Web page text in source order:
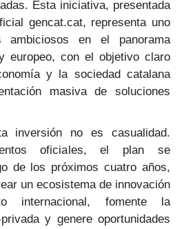
Esta iniciativa, presentada
gencat.cat, representa uno
en el panorama
europeo, con el objetivo claro
y la sociedad catalana
masiva de soluciones
inversión no es casualidad.
oficiales, el plan se
de los próximos cuatro años,
un ecosistema de innovación
internacional, fomente la
y genere oportunidades